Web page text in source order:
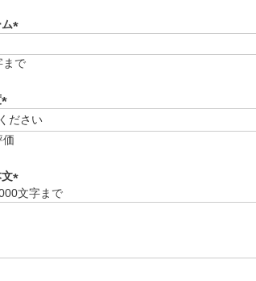
必
まで
(
必
)
価
(文字まで